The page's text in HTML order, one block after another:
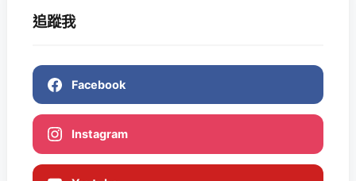
追蹤我
Facebook
Instagram